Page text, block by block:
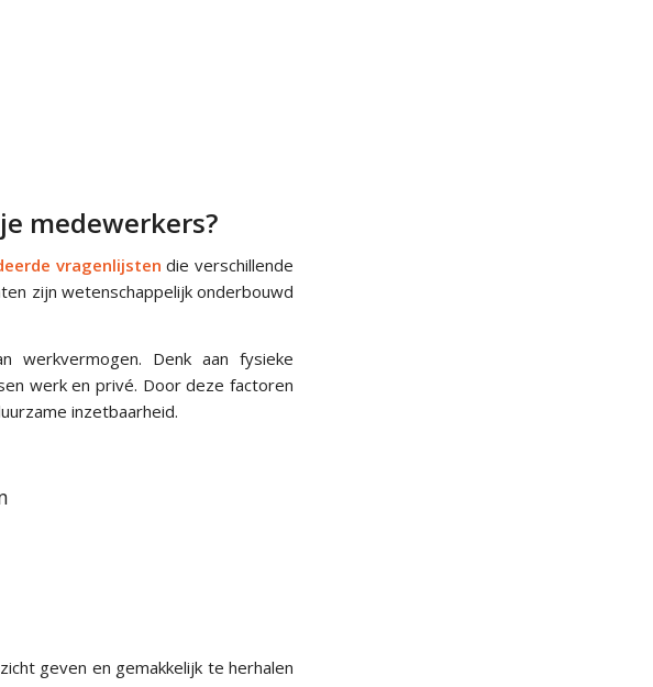
medewerkers?
vragenlijsten die verschillende
zijn wetenschappelijk onderbouwd
werkvermogen. Denk aan fysieke
werk en privé. Door deze factoren
inzetbaarheid.
geven en gemakkelijk te herhalen